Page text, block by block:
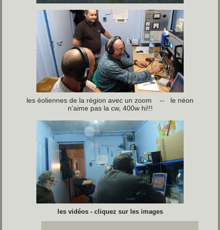
les éoliennes de la région avec un zoom -- le néon
n'aime pas la cw, 400w hi!!!
les vidéos - cliquez sur les images